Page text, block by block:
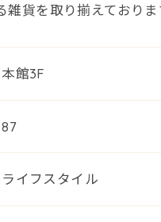
貨を取り揃えておりま
本館3F
87
ライフスタイル